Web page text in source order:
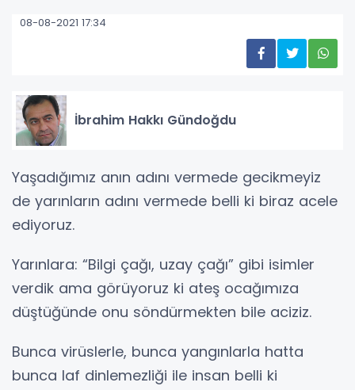
08-08-2021 17:34
İbrahim Hakkı Gündoğdu
Yaşadığımız anın adını vermede gecikmeyiz
de yarınların adını vermede belli ki biraz acele
ediyoruz.
Yarınlara: “Bilgi çağı, uzay çağı” gibi isimler
verdik ama görüyoruz ki ateş ocağımıza
düştüğünde onu söndürmekten bile aciziz.
Bunca virüslerle, bunca yangınlarla hatta
bunca laf dinlemezliği ile insan belli ki